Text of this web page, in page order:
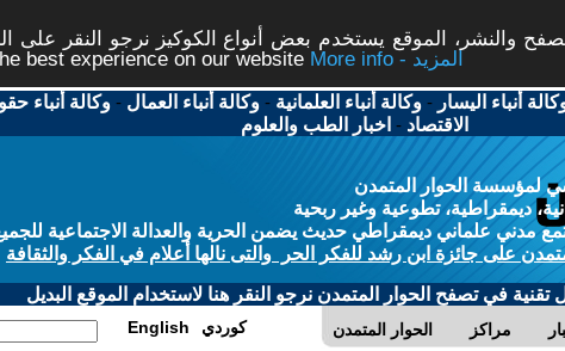
والنشر، الموقع يستخدم بعض أنواع الكوكيز نرجو النقر على
best experience on our website
More info - المزيد
أنباء اليسار -وكالة أنباء العلمانية -وكالة أنباء العمال -وكالة أنباء
الاقتصاد - اخبار الطب والعلوم
لمؤسسة الحوار المتمدن
ديمقراطية، تطوعية وغير ربحية
مدني علماني ديمقراطي حديث يضمن الحرية والعدالة الاجتماعية
على جائزة ابن رشد للفكر الحر والتى نالها أعلام في الفكر والثقافة
تقنية في تصفح الحوار المتمدن نرجو النقر هنا لاستخدام الموقع البديل
الحوار المتمدن مراكز English كوردي